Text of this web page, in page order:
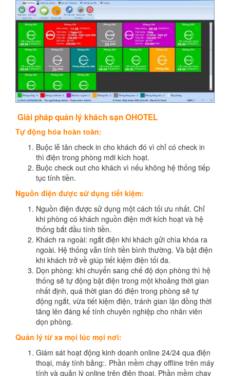
Giải pháp quản lý khách sạn OHOTEL
Tự động hóa hoàn toàn:
Buộc lễ tân check in cho khách đó vì chỉ có check in
thì điện trong phòng mới kích hoạt.
Buộc check out cho khách vì nếu không hệ thống tiếp
tục tính tiền.
Nguồn điện được sử dụng tiết kiệm:
Nguồn điện được sử dụng một cách tối ưu nhất. Chỉ
khi phòng có khách nguồn điện mới kích hoạt và hệ
thống bắt đầu tính tiền.
Khách ra ngoài: ngắt điện khi khách gửi chìa khóa ra
ngoài. Hệ thống vẫn tính tiền bình thường. Và bật điện
khi khách trở về giúp tiết kiệm điện tối đa.
Dọn phòng: khi chuyển sang chế độ dọn phòng thì hệ
thống sẽ tự động bật điện trong một khoảng thời gian
nhất định, quá thời gian đó điện trong phòng sẽ tự
động ngắt, vừa tiết kiệm điện, tránh gian lận đồng thời
tăng lên đáng kể tính chuyên nghiệp cho nhân viên
dọn phòng.
Quản lý từ xa mọi lúc mọi nơi:
Giám sát hoạt động kinh doanh online 24/24 qua điện
thoại, máy tính bảng:. Phần mềm chạy offline trên máy
tính và quản lý online trên điện thoại. Phần mềm chạy